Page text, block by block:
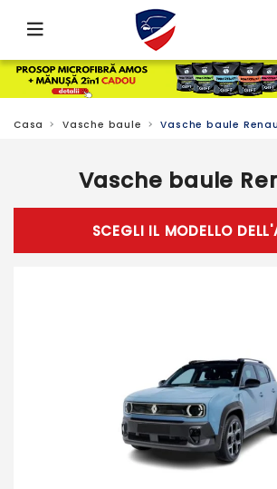
Casa Vasche baule Vasche baule
Vasche baule
SCEGLI IL MODELLO